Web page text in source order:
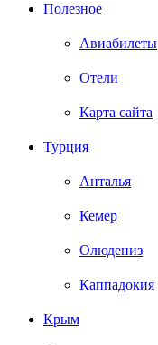
Полезное
Авиабилеты
Отели
Карта сайта
Турция
Анталья
Кемер
Олюдениз
Каппадокия
Крым